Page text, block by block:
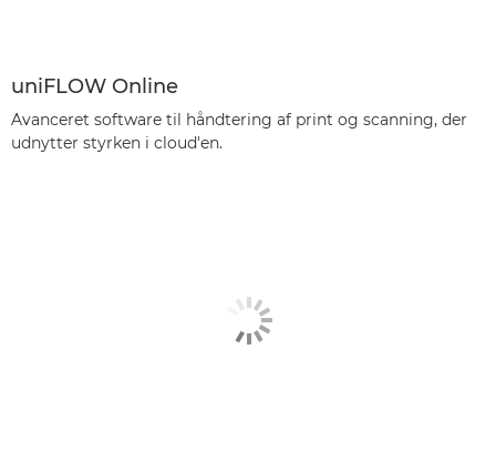
uniFLOW Online
Avanceret software til håndtering af print og scanning, der
udnytter styrken i cloud'en.